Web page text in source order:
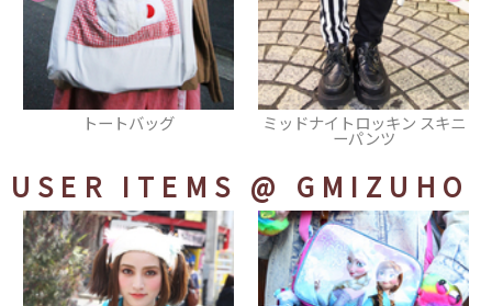
ミッドナイトロッキン スキニ
ーパンツ
スカート
USER ITEMS @ GMIZUHO